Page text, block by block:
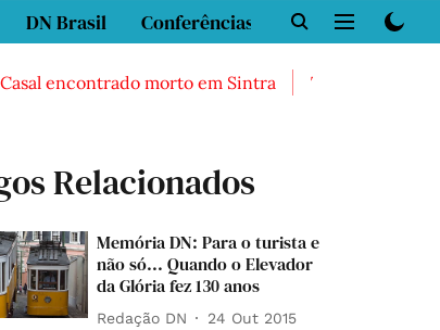
DN Brasil Conferências DN LAB
encontrado morto em Sintra Três feridos
Relacionados
Memória DN: Para o turista e
não só... Quando o Elevador
da Glória fez 130 anos
Redação DN 24 Out 2015